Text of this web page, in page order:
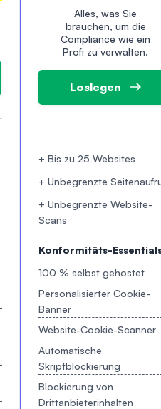
Alles, was Sie
brauchen, um die
Compliance wie ein
Profi zu verwalten.
Loslegen
+ Bis zu 25 Websites
+ Unbegrenzte
+ Unbegrenzte Website-
Scans
Konformitäts-
100 % selbst gehostet
Personalisierter Cookie-
Banner
Website-Cookie-Scanner
Automatische
Skriptblockierung
Blockierung von
Drittanbieterinhalten